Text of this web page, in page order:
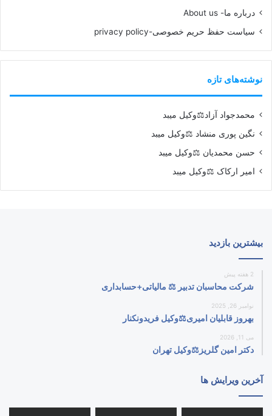
درباره ما- About us
سیاست حفظ حریم خصوصی-privacy policy
نوشته‌های تازه
محمدجواد آزاد⚖️وکیل میبد
نگین پوری منشاد ⚖️وکیل میبد
حسن محمدیان ⚖️وکیل میبد
امیر ارکاک ⚖️وکیل میبد
بیشترین بازدید
2 هفته پیش
شرکت محاسبان تدبیر ⚖️ مالیاتی+حسابداری
نوامبر 26, 2025
بهروز قابلیان امیری⚖️وکیل فریدونکنار
می 11, 2026
دکتر امین گلریز⚖️وکیل تهران
آخرین ویرایش ها